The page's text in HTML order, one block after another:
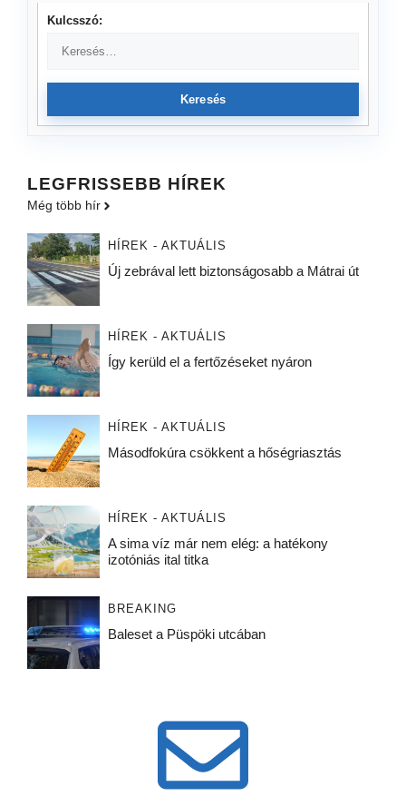
Kulcsszó:
Keresés
LEGFRISSEBB HÍREK
Még több hír
HÍREK - AKTUÁLIS
Új zebrával lett biztonságosabb a Mátrai út
HÍREK - AKTUÁLIS
Így kerüld el a fertőzéseket nyáron
HÍREK - AKTUÁLIS
Másodfokúra csökkent a hőségriasztás
HÍREK - AKTUÁLIS
A sima víz már nem elég: a hatékony
izotóniás ital titka
BREAKING
Baleset a Püspöki utcában